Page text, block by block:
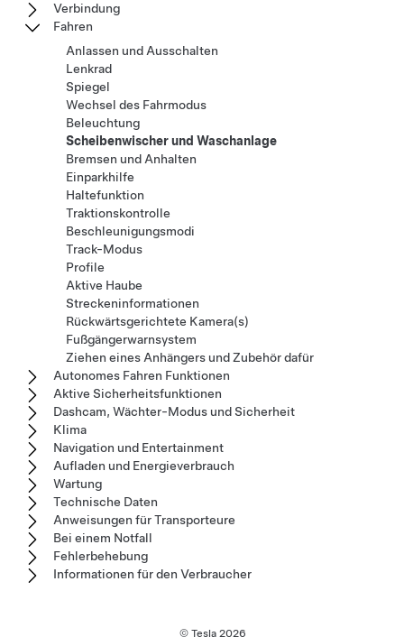
Verbindung
Fahren
Anlassen und Ausschalten
Lenkrad
Spiegel
Wechsel des Fahrmodus
Beleuchtung
Scheibenwischer und Waschanlage
Bremsen und Anhalten
Einparkhilfe
Haltefunktion
Traktionskontrolle
Beschleunigungsmodi
Track-Modus
Profile
Aktive Haube
Streckeninformationen
Rückwärtsgerichtete Kamera(s)
Fußgängerwarnsystem
Ziehen eines Anhängers und Zubehör dafür
Autonomes Fahren Funktionen
Aktive Sicherheitsfunktionen
Dashcam, Wächter-Modus und Sicherheit
Klima
Navigation und Entertainment
Aufladen und Energieverbrauch
Wartung
Technische Daten
Anweisungen für Transporteure
Bei einem Notfall
Fehlerbehebung
Informationen für den Verbraucher
© Tesla 2026